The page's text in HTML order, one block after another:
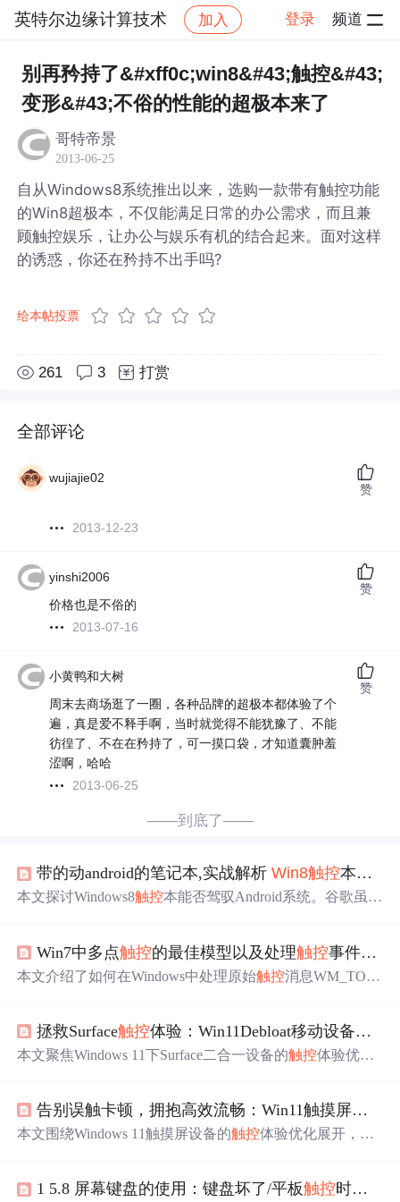
英特尔边缘计算技术 加入 登录 频道
社区 英特尔边缘计算技术 帖子详情
别再矜持了&#xff0c;win8&#43;触控&#43;
变形&#43;不俗的性能的超极本来了
哥特帝景
2013-06-25
自从Windows8系统推出以来，选购一款带有触控功能
的Win8超极本，不仅能满足日常的办公需求，而且兼
顾触控娱乐，让办公与娱乐有机的结合起来。面对这样
的诱惑，你还在矜持不出手吗?
给本帖投票
261 3 打赏
全部评论
wujiajie02
2013-12-23
赞
yinshi2006
价格也是不俗的
2013-07-16
赞
小黄鸭和大树
周末去商场逛了一圈，各种品牌的超极本都体验了个
遍，真是爱不释手啊，当时就觉得不能犹豫了、不能
彷徨了、不在在矜持了，可一摸口袋，才知道囊肿羞
涩啊，哈哈
2013-06-25
赞
——到底了——
带的动android的笔记本,实战解析Win8触控本能驾驭Android吗？
本文探讨Windows8触控本能否驾驭Android系统。谷歌虽尝
yTrail平台性能不足，而高性能PC可流畅运行，小尺寸Win
8触控设备若无双系统启动，Win8 仍是优选。
Win7中多点触控的最佳模型以及处理触控事件的API
本文介绍了如何在Windows中处理原始触控消息WM_TOU
步骤。
拯救Surface触控体验：Win11Debloat移动设备优化指南
本文聚焦Windows 11下Surface二合一设备的触控体验优
冗余服务（如WTabletService、Touch Keyboard服务）、卸
载预装应用、注册表级响应加速及电源管理配置，实测
告别误触卡顿，拥抱高效流畅：Win11触摸屏设备
本文围绕Windows 11触摸屏设备的触控体验优化展开，重
优化、后台进程管理）、性能与续航优化。涵盖手写笔低
1 5.8 屏幕键盘的使用：键盘坏了/平板触控时的“救命工具”